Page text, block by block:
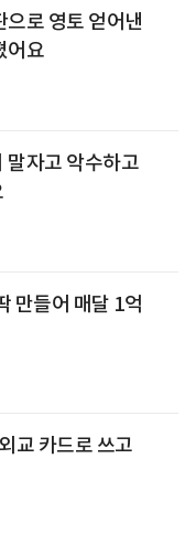
으로 영토 얻어낸
어요
말자고 악수하고
만들어 매달 1억
교 카드로 쓰고